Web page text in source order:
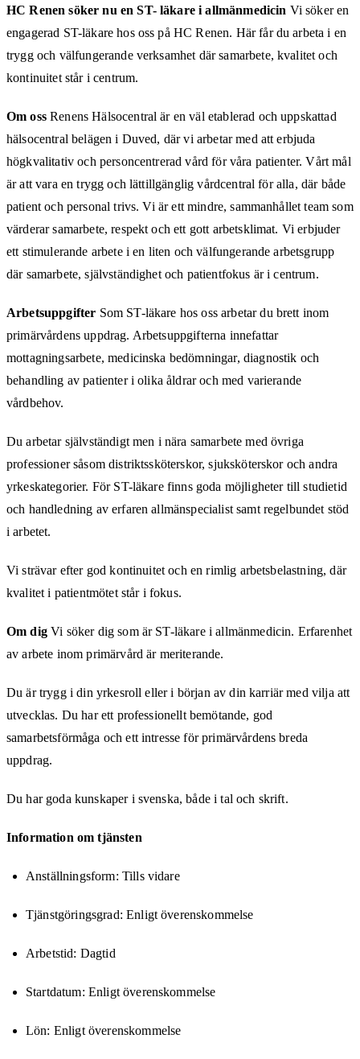
HC Renen söker nu en ST- läkare i allmänmedicin Vi söker en
engagerad ST-läkare hos oss på HC Renen. Här får du arbeta i en
trygg och välfungerande verksamhet där samarbete, kvalitet och
kontinuitet står i centrum.
Om ossRenens Hälsocentral är en väl etablerad och uppskattad
hälsocentral belägen i Duved, där vi arbetar med att erbjuda
högkvalitativ och personcentrerad vård för våra patienter. Vårt mål
är att vara en trygg och lättillgänglig vårdcentral för alla, där både
patient och personal trivs. Vi är ett mindre, sammanhållet team som
värderar samarbete, respekt och ett gott arbetsklimat. Vi erbjuder
ett stimulerande arbete i en liten och välfungerande arbetsgrupp
där samarbete, självständighet och patientfokus är i centrum.
Arbetsuppgifter Som ST-läkare hos oss arbetar du brett inom
primärvårdens uppdrag. Arbetsuppgifterna innefattar
mottagningsarbete, medicinska bedömningar, diagnostik och
behandling av patienter i olika åldrar och med varierande
vårdbehov.
Du arbetar självständigt men i nära samarbete med övriga
professioner såsom distriktssköterskor, sjuksköterskor och andra
yrkeskategorier. För ST-läkare finns goda möjligheter till studietid
och handledning av erfaren allmänspecialist samt regelbundet stöd
i arbetet.
Vi strävar efter god kontinuitet och en rimlig arbetsbelastning, där
kvalitet i patientmötet står i fokus.
Om digVi söker dig som är ST-läkare i allmänmedicin. Erfarenhet
av arbete inom primärvård är meriterande.
Du är trygg i din yrkesroll eller i början av din karriär med vilja att
utvecklas. Du har ett professionellt bemötande, god
samarbetsförmåga och ett intresse för primärvårdens breda
uppdrag.
Du har goda kunskaper i svenska, både i tal och skrift.
Information om tjänsten
Anställningsform: Tills vidare
Tjänstgöringsgrad: Enligt överenskommelse
Arbetstid: Dagtid
Startdatum: Enligt överenskommelse
Lön: Enligt överenskommelse